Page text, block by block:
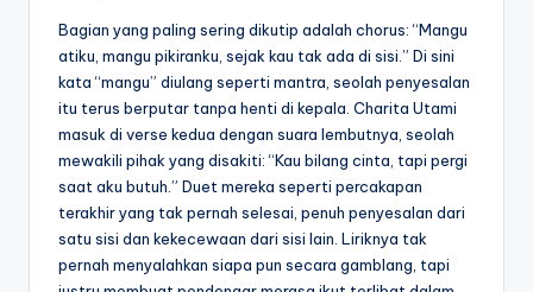
Bagian yang paling sering dikutip adalah chorus: “Mangu
atiku, mangu pikiranku, sejak kau tak ada di sisi.” Di sini
kata “mangu” diulang seperti mantra, seolah penyesalan
itu terus berputar tanpa henti di kepala. Charita Utami
masuk di verse kedua dengan suara lembutnya, seolah
mewakili pihak yang disakiti: “Kau bilang cinta, tapi pergi
saat aku butuh.” Duet mereka seperti percakapan
terakhir yang tak pernah selesai, penuh penyesalan dari
satu sisi dan kekecewaan dari sisi lain. Liriknya tak
pernah menyalahkan siapa pun secara gamblang, tapi